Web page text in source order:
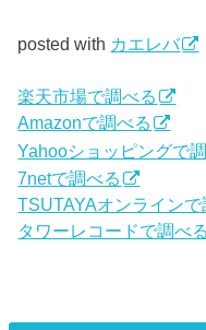
posted with カエレバ
楽天市場で調べる
Amazonで調べる
Yahooショッピングで
7netで調べる
TSUTAYAオンラインで
タワーレコードで調べる